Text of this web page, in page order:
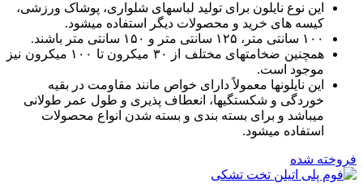
این نوع نایلون برای تولید لباسهای شلواری، پوشاک ورزشی،
کیسه های خرید و محصولات دیگر استفاده میشود.
۱۰۰ سانتی متر، ۱۲۵ سانتی متر و ۱۵۰ سانتی متر باشند.
همچنین ضخامتهای مختلف از ۳۰ میکرون تا ۱۰۰ میکرون نیز
موجود است.
این نایلونها معمولاً دارای خواص مانند مقاومت در بقیه
خوردگی و شکستگیها، انعطاف پذیری و طول عمر طولانی
میباشد و برای بسته بندی و بسته شدن انواع محصولات
استفاده میشود.
فروخته شده